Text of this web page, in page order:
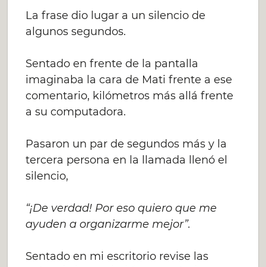
La frase dio lugar a un silencio de
algunos segundos.
Sentado en frente de la pantalla
imaginaba la cara de Mati frente a ese
comentario, kilómetros más allá frente
a su computadora.
Pasaron un par de segundos más y la
tercera persona en la llamada llenó el
silencio,
“¡De verdad! Por eso quiero que me
ayuden a organizarme mejor”.
Sentado en mi escritorio revise las